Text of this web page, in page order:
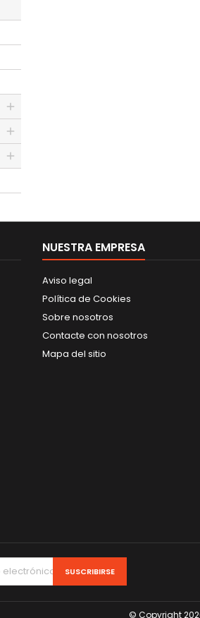
NUESTRA EMPRESA
Aviso legal
Política de Cookies
Sobre nosotros
Contacte con nosotros
Mapa del sitio
© Copyright